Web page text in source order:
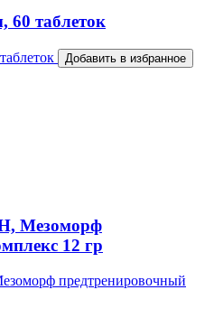
таблеток
Добавить в избранное
Мезоморф
12 гр